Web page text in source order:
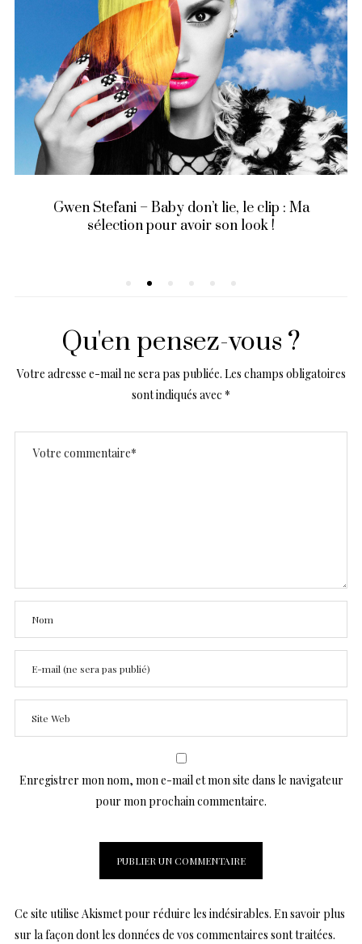
Gwen Stefani – Baby don’t lie, le clip : Ma
sélection pour avoir son look !
Qu'en pensez-vous ?
Votre adresse e-mail ne sera pas publiée. Les champs obligatoires
sont indiqués avec *
Enregistrer mon nom, mon e-mail et mon site dans le navigateur
pour mon prochain commentaire.
Ce site utilise Akismet pour réduire les indésirables. En savoir plus
sur la façon dont les données de vos commentaires sont traitées.